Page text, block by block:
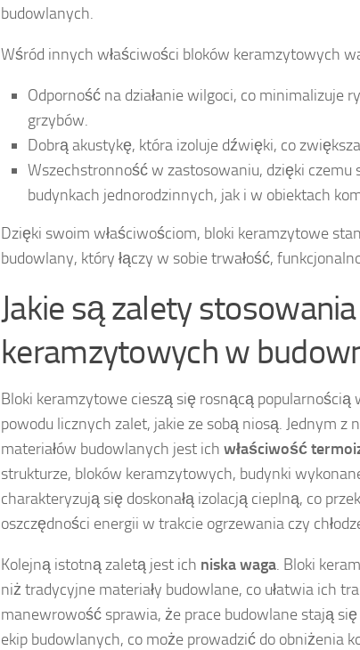
budowlanych.
Wśród innych właściwości bloków keramzytowych
Odporność na działanie wilgoci, co minimalizuje
grzybów.
Dobrą akustykę, która izoluje dźwięki, co
Wszechstronność w zastosowaniu, dzięki czemu
budynkach jednorodzinnych, jak i w obiektach
Dzięki swoim właściwościom, bloki keramzytowe
budowlany, który łączy w sobie trwałość,
Jakie są zalety
keramzytowych w
Bloki keramzytowe cieszą się rosnącą popularnością
powodu licznych zalet, jakie ze sobą niosą. Jednym
materiałów budowlanych jest ich właściwość
strukturze, bloków keramzytowych, budynki
charakteryzują się doskonałą izolacją cieplną, co
oszczędności energii w trakcie ogrzewania czy
Kolejną istotną zaletą jest ich niska waga. Bloki
niż tradycyjne materiały budowlane, co ułatwia ich
manewrowość sprawia, że prace budowlane stają
ekip budowlanych, co może prowadzić do obniżenia